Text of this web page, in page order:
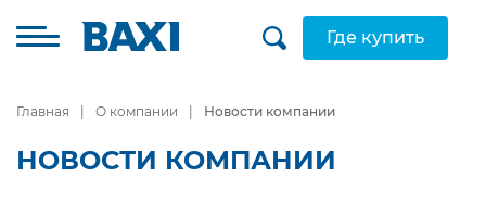
Где купить
Главная О компании Новости компании
НОВОСТИ КОМПАНИИ